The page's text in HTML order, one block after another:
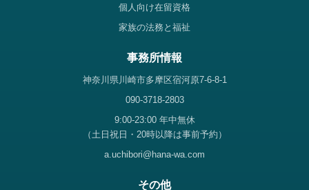
個人向け在留資格
家族の法務と福祉
事務所情報
神奈川県川崎市多摩区宿河原7-6-8-1
090-3718-2803
9:00-23:00 年中無休
（土日祝日・20時以降は事前予約）
a.uchibori@hana-wa.com
その他